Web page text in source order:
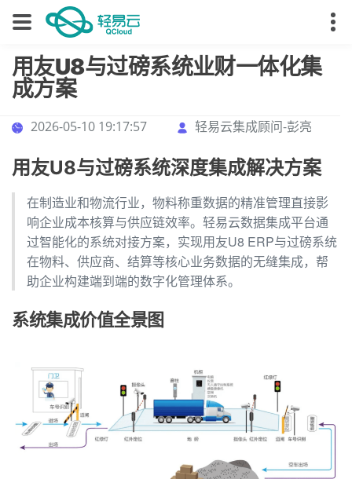
用友U8与过磅系统业财一体化集
成方案
2026-05-10 19:17:57 轻易云集成顾问-彭亮
用友U8与过磅系统深度集成解决方案
在制造业和物流行业，物料称重数据的精准管理直接影
响企业成本核算与供应链效率。轻易云数据集成平台通
过智能化的系统对接方案，实现用友U8 ERP与过磅系统
在物料、供应商、结算等核心业务数据的无缝集成，帮
助企业构建端到端的数字化管理体系。
系统集成价值全景图